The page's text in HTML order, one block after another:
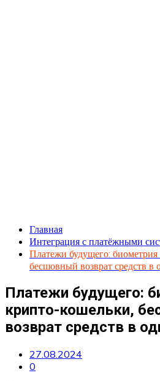
Главная
Интеграция с платёжными
Платежи будущего:
бесшовный возврат средств в
Платежи будущего:
крипто-кошельки,
возврат средств в
27.08.2024
0